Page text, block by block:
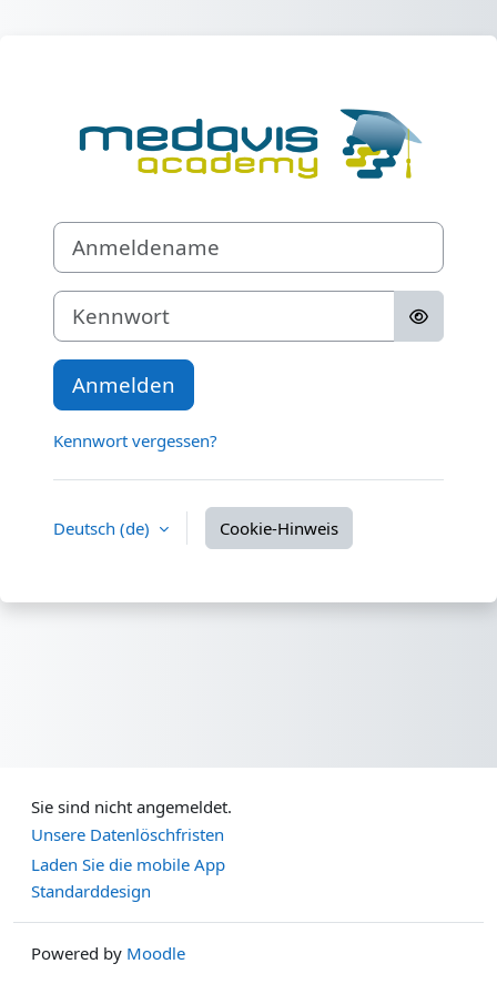
Anmelden bei
Anmeldename
Kennwort
Anmelden
Kennwort vergessen?
Deutsch ‎(de)‎ Cookie-Hinweis
Sie sind nicht angemeldet.
Unsere Datenlöschfristen
Laden Sie die mobile App
Standarddesign
Powered by Moodle